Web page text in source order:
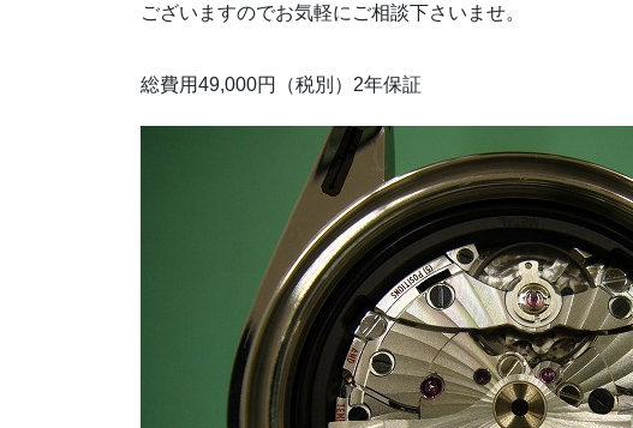
ございますのでお気軽にご相談下さいませ。
総費用49,000円（税別）2年保証